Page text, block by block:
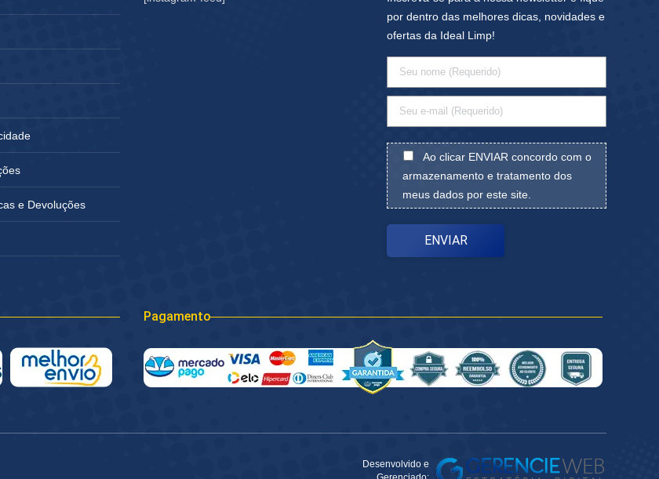
e Devoluções
por dentro das melhores dicas, novidades e
ofertas da Ideal Limp!
Ao clicar ENVIAR concordo com o
armazenamento e tratamento dos
meus dados por este site.
Pagamento
Desenvolvido e